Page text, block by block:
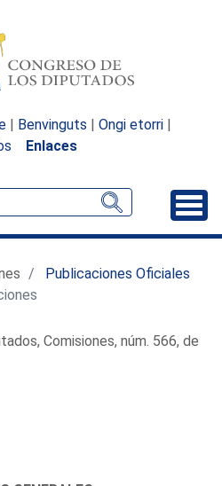
| Benvinguts | Ongi etorri |
Enlaces
Publicaciones Oficiales
Comisiones, núm. 566, de